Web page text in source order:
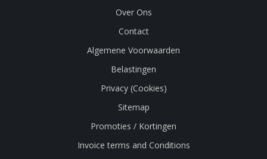
Over Ons
Contact
Algemene Voorwaarden
Belastingen
Privacy (Cookies)
Sitemap
Promoties / Kortingen
Invoice terms and Conditions